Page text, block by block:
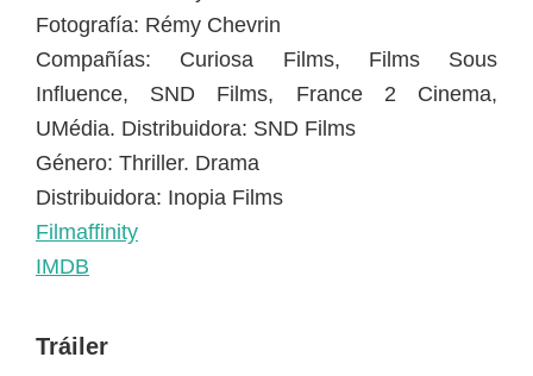
Fotografía: Rémy Chevrin
Compañías: Curiosa Films, Films Sous
Influence, SND Films, France 2 Cinema,
UMédia. Distribuidora: SND Films
Género: Thriller. Drama
Distribuidora: Inopia Films
Filmaffinity
IMDB
Tráiler